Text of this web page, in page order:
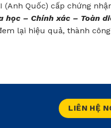
Quốc) cấp chứng
học – Chính xác – Toàn
lại hiệu quả, thành
LIÊN HỆ